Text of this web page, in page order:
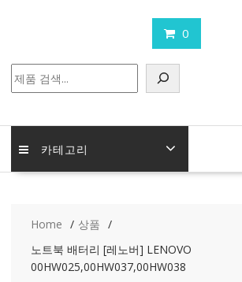
0
색
카테고리
Home
상품
노트북 배터리 [레노버] LENOVO
00HW025,00HW037,00HW038